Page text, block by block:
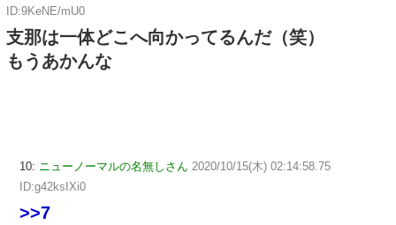
ID:9KeNE/mU0
支那は一体どこへ向かってるんだ（笑）
もうあかんな
10: ニューノーマルの名無しさん 2020/10/15(木) 02:14:58.75
ID:g42ksIXi0
>>7